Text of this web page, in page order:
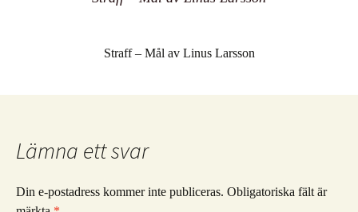
Straff – Mål av Linus Larsson
Lämna ett svar
Din e-postadress kommer inte publiceras. Obligatoriska fält är